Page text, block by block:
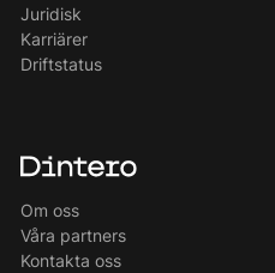
Juridisk
Karriärer
Driftstatus
Om oss
Våra partners
Kontakta oss